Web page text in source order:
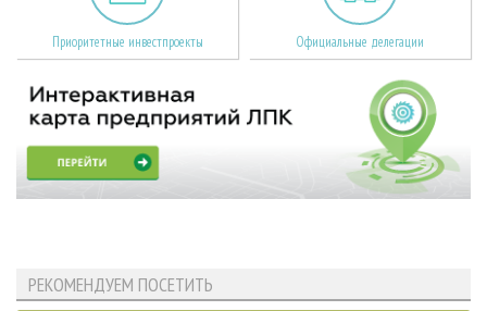
Приоритетные инвестпроекты Официальные делегации
РЕКОМЕНДУЕМ ПОСЕТИТЬ